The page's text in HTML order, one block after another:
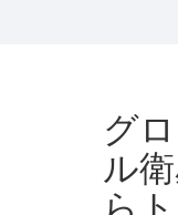
グ
ル
ら